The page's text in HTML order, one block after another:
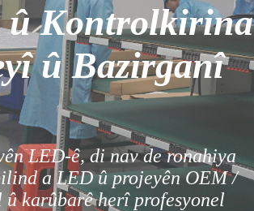
û Kontrolkirina
û Bazirganî
LED-ê, di nav de ronahiya
a LED û projeyên OEM /
karûbarê herî profesyonel